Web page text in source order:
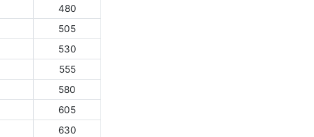
480
505
530
555
580
605
630